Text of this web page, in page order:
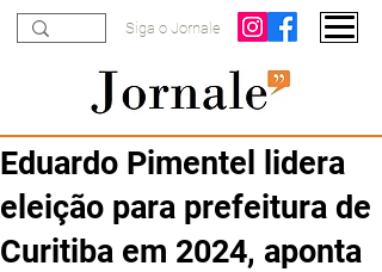
Siga o Jornale
Eduardo Pimentel lidera
eleição para prefeitura de
Curitiba em 2024, aponta